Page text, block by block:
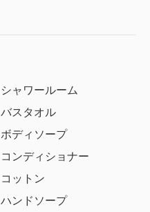
シャワールーム
バスタオル
ボディソープ
コンディショナー
コットン
ハンドソープ